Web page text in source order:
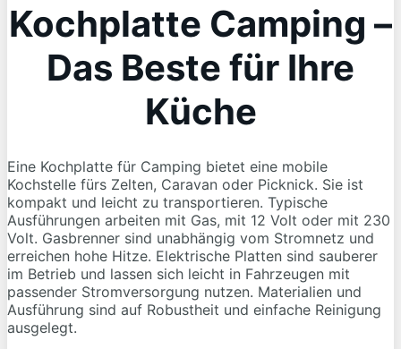
Kochplatte Camping –
Das Beste für Ihre
Küche
Eine Kochplatte für Camping bietet eine mobile
Kochstelle fürs Zelten, Caravan oder Picknick. Sie ist
kompakt und leicht zu transportieren. Typische
Ausführungen arbeiten mit Gas, mit 12 Volt oder mit 230
Volt. Gasbrenner sind unabhängig vom Stromnetz und
erreichen hohe Hitze. Elektrische Platten sind sauberer
im Betrieb und lassen sich leicht in Fahrzeugen mit
passender Stromversorgung nutzen. Materialien und
Ausführung sind auf Robustheit und einfache Reinigung
ausgelegt.